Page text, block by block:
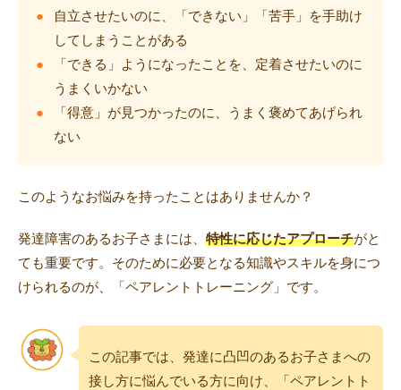
トレキング DIDIM
自立させたいのに、「できない」「苦手」を手助け
してしまうことがある
「できる」ようになったことを、定着させたいのに
うまくいかない
「得意」が見つかったのに、うまく褒めてあげられ
ない
このようなお悩みを持ったことはありませんか？
発達障害のあるお子さまには、 特性に応じたアプローチがと
ても重要です。そのために必要となる知識やスキルを身につ
けられるのが、「ペアレントトレーニング」です。
この記事では、発達に凸凹のあるお子さまへの
接し方に悩んでいる方に向け、「ペアレントト